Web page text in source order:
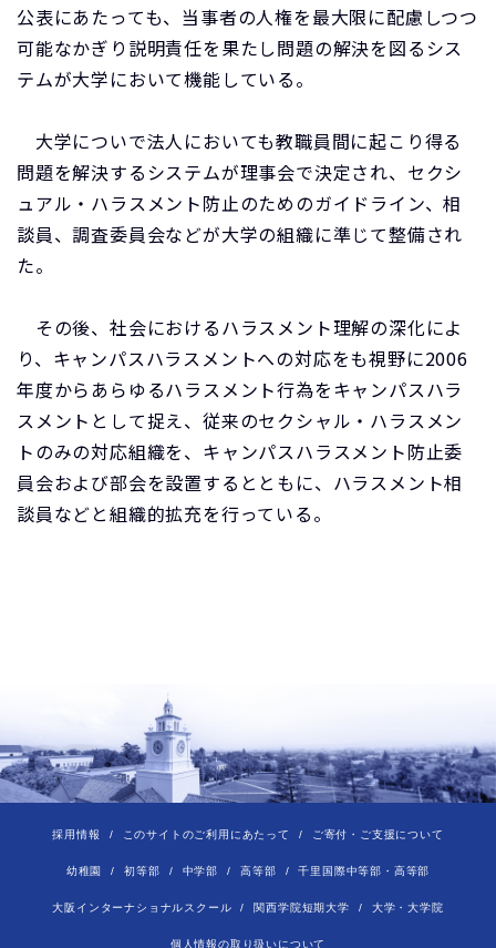
公表にあたっても、当事者の人権を最大限に配慮しつつ
可能なかぎり説明責任を果たし問題の解決を図るシス
テムが大学において機能している。
大学についで法人においても教職員間に起こり得る
問題を解決するシステムが理事会で決定され、セクシ
ュアル・ハラスメント防止のためのガイドライン、相
談員、調査委員会などが大学の組織に準じて整備され
た。
その後、社会におけるハラスメント理解の深化によ
り、キャンパスハラスメントへの対応をも視野に2006
年度からあらゆるハラスメント行為をキャンパスハラ
スメントとして捉え、従来のセクシャル・ハラスメン
トのみの対応組織を、キャンパスハラスメント防止委
員会および部会を設置するとともに、ハラスメント相
談員などと組織的拡充を行っている。
採用情報 このサイトのご利用にあたって ご寄付・ご支援について
幼稚園 初等部 中学部 高等部 千里国際中等部・高等部
大阪インターナショナルスクール 関西学院短期大学 大学・大学院
個人情報の取り扱いについて